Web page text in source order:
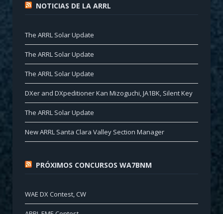
NOTICIAS DE LA ARRL
The ARRL Solar Update
The ARRL Solar Update
The ARRL Solar Update
DXer and DXpeditioner Kan Mizoguchi, JA1BK, Silent Key
The ARRL Solar Update
New ARRL Santa Clara Valley Section Manager
PRÓXIMOS CONCURSOS WA7BNM
WAE DX Contest, CW